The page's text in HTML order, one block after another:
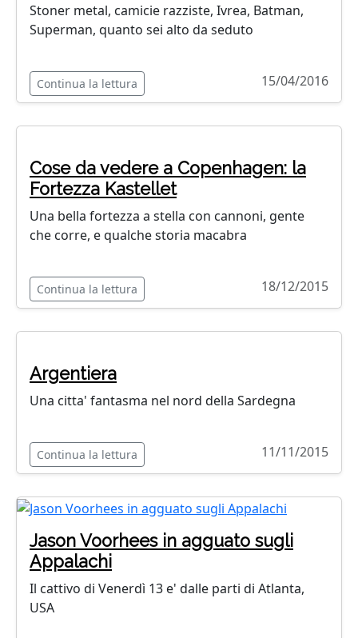
Stoner metal, camicie razziste, Ivrea, Batman,
Superman, quanto sei alto da seduto
Continua la lettura 15/04/2016
Cose da vedere a Copenhagen: la
Fortezza Kastellet
Una bella fortezza a stella con cannoni, gente
che corre, e qualche storia macabra
Continua la lettura 18/12/2015
Argentiera
Una citta' fantasma nel nord della Sardegna
Continua la lettura 11/11/2015
Jason Voorhees in agguato sugli
Appalachi
Il cattivo di Venerdì 13 e' dalle parti di Atlanta,
USA